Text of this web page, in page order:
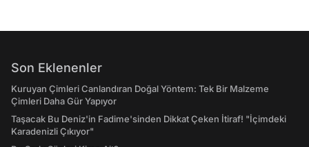
Son Eklenenler
Kuruyan Çimleri Canlandıran Doğal Yöntem: Tek Bir Malzeme
Çimleri Daha Gür Yapıyor
Taşacak Bu Deniz'in Fadime'sinden Dikkat Çeken İtiraf! "İçimdeki
Karadenizli Çıkıyor"